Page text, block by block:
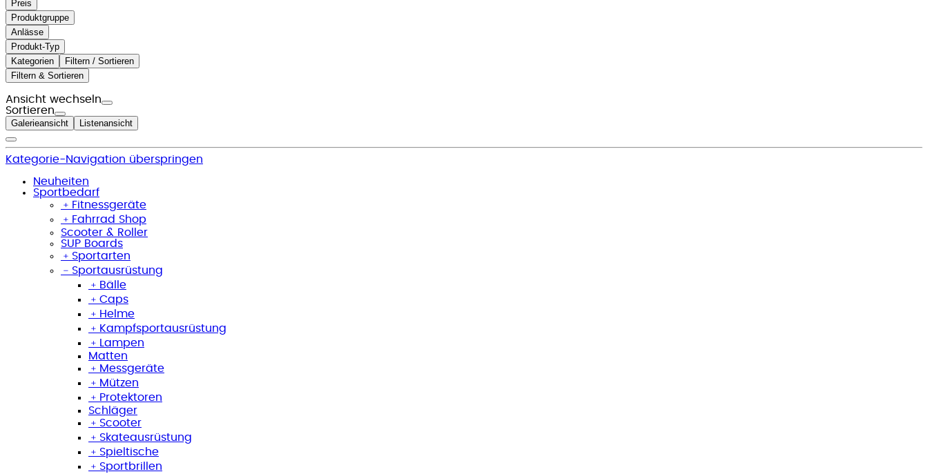
Preis
Produktgruppe
Anlässe
Produkt-Typ
Kategorien
Filtern / Sortieren
Filtern & Sortieren
Ansicht wechseln
Sortieren
Galerieansicht Listenansicht
Kategorie-Navigation überspringen
Neuheiten
Sportbedarf
﹢ Fitnessgeräte
﹢ Fahrrad Shop
Scooter & Roller
SUP Boards
﹢ Sportarten
﹣ Sportausrüstung
﹢ Bälle
﹢ Caps
﹢ Helme
﹢ Kampfsportausrüstung
﹢
Lampen
Matten
﹢ Messgeräte
﹢ Mützen
﹢ Protektoren
Schläger
﹢ Scooter
﹢ Skateausrüstung
﹢ Spieltische
﹢ Sportbrillen